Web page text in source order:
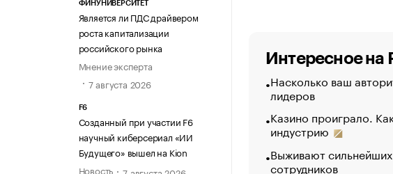
ФИНУНИВЕРСИТЕТ
Является ли ПДС драйвером
роста капитализации
российского рынка
Мнение эксперта
7 августа 2026
F6
Созданный при участии F6
научный киберсериал «ИИ
Будущего» вышел на Kion
Новость
Интересное на
Насколько ваш
лидеров
Казино проиграло.
индустрию
Выживают
сотрудников